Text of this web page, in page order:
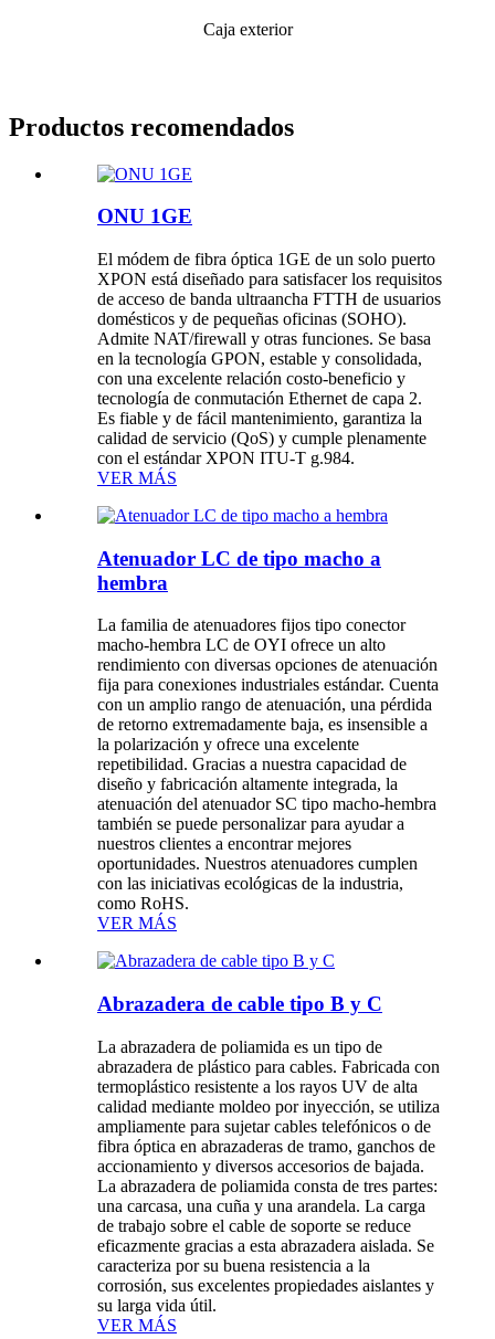
Caja exterior
Productos recomendados
ONU 1GE
El módem de fibra óptica 1GE de un solo puerto
XPON está diseñado para satisfacer los requisitos
de acceso de banda ultraancha FTTH de usuarios
domésticos y de pequeñas oficinas (SOHO).
Admite NAT/firewall y otras funciones. Se basa
en la tecnología GPON, estable y consolidada,
con una excelente relación costo-beneficio y
tecnología de conmutación Ethernet de capa 2.
Es fiable y de fácil mantenimiento, garantiza la
calidad de servicio (QoS) y cumple plenamente
con el estándar XPON ITU-T g.984.
VER MÁS
Atenuador LC de tipo macho a
hembra
La familia de atenuadores fijos tipo conector
macho-hembra LC de OYI ofrece un alto
rendimiento con diversas opciones de atenuación
fija para conexiones industriales estándar. Cuenta
con un amplio rango de atenuación, una pérdida
de retorno extremadamente baja, es insensible a
la polarización y ofrece una excelente
repetibilidad. Gracias a nuestra capacidad de
diseño y fabricación altamente integrada, la
atenuación del atenuador SC tipo macho-hembra
también se puede personalizar para ayudar a
nuestros clientes a encontrar mejores
oportunidades. Nuestros atenuadores cumplen
con las iniciativas ecológicas de la industria,
como RoHS.
VER MÁS
Abrazadera de cable tipo B y C
La abrazadera de poliamida es un tipo de
abrazadera de plástico para cables. Fabricada con
termoplástico resistente a los rayos UV de alta
calidad mediante moldeo por inyección, se utiliza
ampliamente para sujetar cables telefónicos o de
fibra óptica en abrazaderas de tramo, ganchos de
accionamiento y diversos accesorios de bajada.
La abrazadera de poliamida consta de tres partes:
una carcasa, una cuña y una arandela. La carga
de trabajo sobre el cable de soporte se reduce
eficazmente gracias a esta abrazadera aislada. Se
caracteriza por su buena resistencia a la
corrosión, sus excelentes propiedades aislantes y
su larga vida útil.
VER MÁS